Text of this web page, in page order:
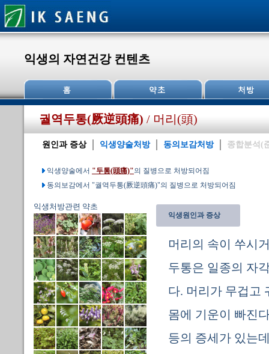
익생의 자연건강 컨텐츠
궐역두통(厥逆頭痛) / 머리(頭)
원인과 증상 익생양술처방 동의보감처방 종합분석(
익생양술에서 "두통(頭痛)"의 질병으로 처방되어짐
동의보감에서 "궐역두통(厥逆頭痛)"의 질병으로 처방되어짐
익생처방관련 약초
익생원인과 증상
머리의 속이 쑤시
두통은 일종의 자
다. 머리가 무겁고
몸에 기운이 빠진
등의 증세가 있는